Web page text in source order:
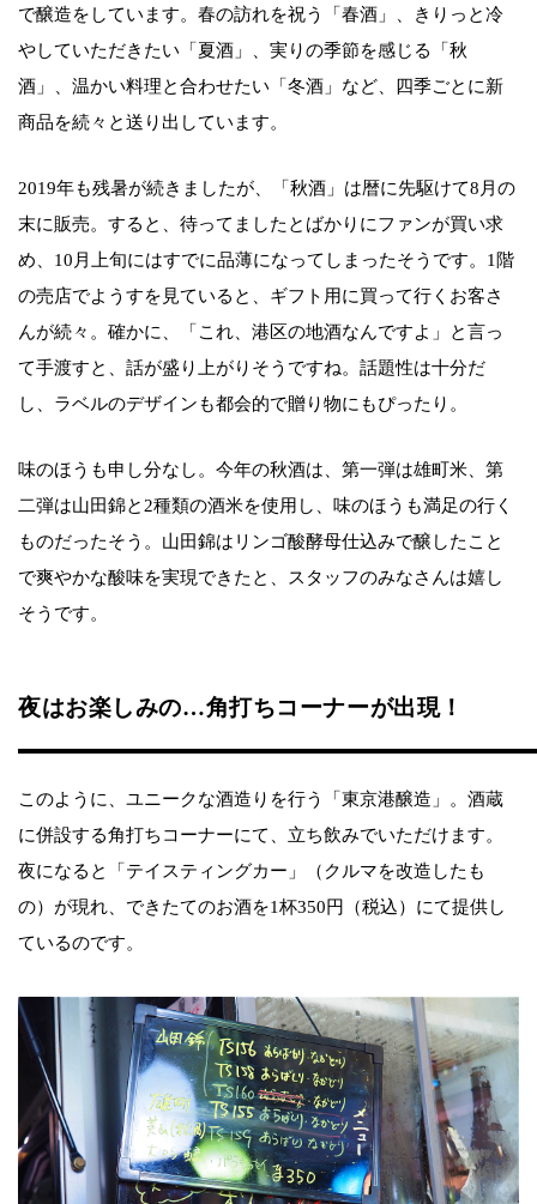
で醸造をしています。春の訪れを祝う「春酒」、きりっと冷
やしていただきたい「夏酒」、実りの季節を感じる「秋
酒」、温かい料理と合わせたい「冬酒」など、四季ごとに新
商品を続々と送り出しています。
2019年も残暑が続きましたが、「秋酒」は暦に先駆けて8月の
末に販売。すると、待ってましたとばかりにファンが買い求
め、10月上旬にはすでに品薄になってしまったそうです。1階
の売店でようすを見ていると、ギフト用に買って行くお客さ
んが続々。確かに、「これ、港区の地酒なんですよ」と言っ
て手渡すと、話が盛り上がりそうですね。話題性は十分だ
し、ラベルのデザインも都会的で贈り物にもぴったり。
味のほうも申し分なし。今年の秋酒は、第一弾は雄町米、第
二弾は山田錦と2種類の酒米を使用し、味のほうも満足の行く
ものだったそう。山田錦はリンゴ酸酵母仕込みで醸したこと
で爽やかな酸味を実現できたと、スタッフのみなさんは嬉し
そうです。
夜はお楽しみの…角打ちコーナーが出現！
このように、ユニークな酒造りを行う「東京港醸造」。酒蔵
に併設する角打ちコーナーにて、立ち飲みでいただけます。
夜になると「テイスティングカー」（クルマを改造したも
の）が現れ、できたてのお酒を1杯350円（税込）にて提供し
ているのです。